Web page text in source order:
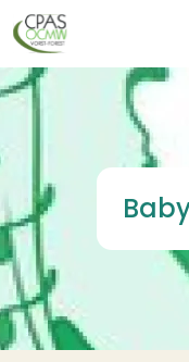
Overslaan en naar